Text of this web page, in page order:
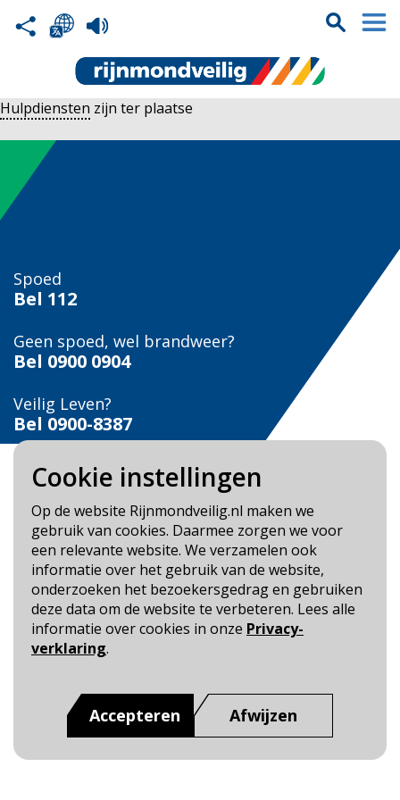
Cookie instellingen
Op de website Rijnmondveilig.nl maken we
gebruik van cookies. Daarmee zorgen we voor
een relevante website. We verzamelen ook
informatie over het gebruik van de website,
onderzoeken het bezoekersgedrag en gebruiken
deze data om de website te verbeteren. Lees alle
informatie over cookies in onze Privacy-
verklaring.
Accepteren Afwijzen
Hulpdiensten zijn ter plaatse
Spoed
Bel 112
Geen spoed, wel brandweer?
Bel 0900 0904
Veilig Leven?
Bel 0900-8387
Blijf op de hoogte
Cookie- en Privacybeleid
Toegankelijkheid
Dit is een website van